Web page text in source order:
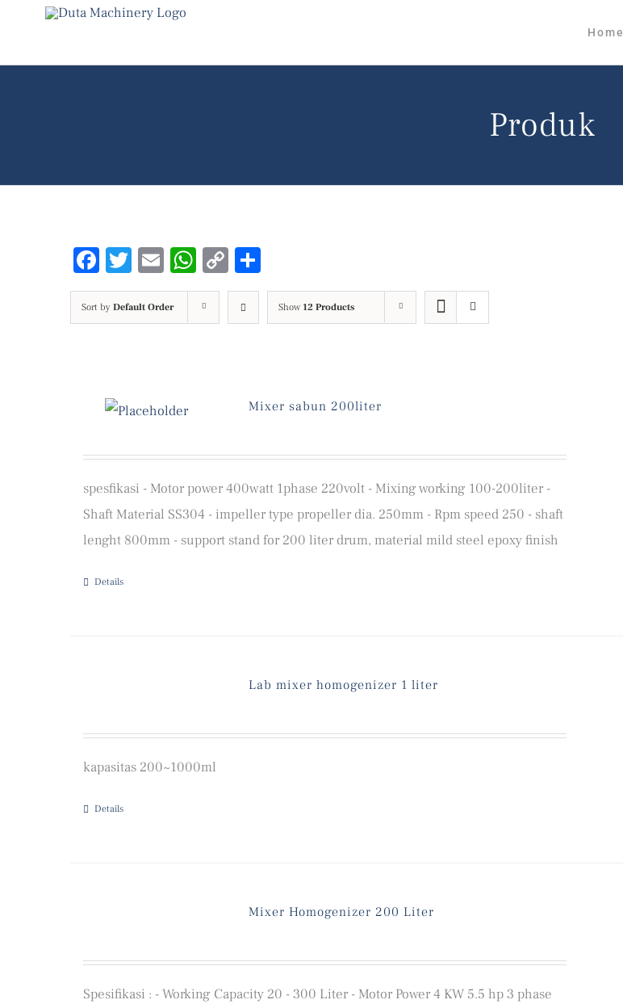
content
Home
Produk
Facebook
Twitter
EmailWhatsApp
Copy
Link
Sort by Default Order Show 12 Products
Mixer sabun 200liter
spesfikasi - Motor power 400watt 1phase 220volt - Mixing working 100-200liter -
Shaft Material SS304 - impeller type propeller dia. 250mm - Rpm speed 250 - shaft
lenght 800mm - support stand for 200 liter drum, material mild steel epoxy finish
Details
Lab mixer homogenizer 1 liter
kapasitas 200~1000ml
Details
Mixer Homogenizer 200 Liter
Spesifikasi : - Working Capacity 20 - 300 Liter - Motor Power 4 KW 5.5 hp 3 phase